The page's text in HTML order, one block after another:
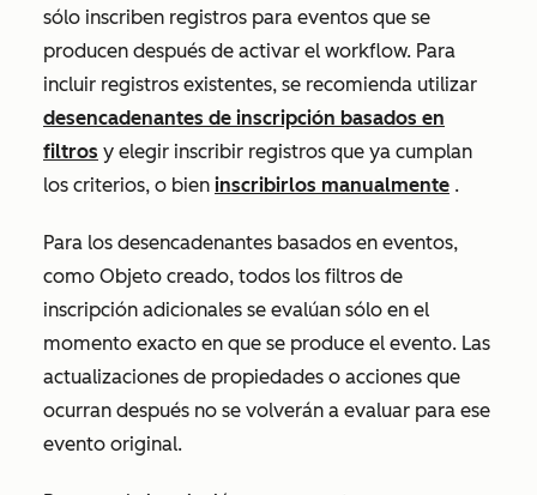
sólo inscriben registros para eventos que se
producen después de activar el workflow. Para
incluir registros existentes, se recomienda utilizar
desencadenantes de inscripción basados en
filtros y elegir inscribir registros que ya cumplan
los criterios, o bien inscribirlos manualmente .
Para los desencadenantes basados en eventos,
como Objeto creado, todos los filtros de
inscripción adicionales se evalúan sólo en el
momento exacto en que se produce el evento. Las
actualizaciones de propiedades o acciones que
ocurran después no se volverán a evaluar para ese
evento original.